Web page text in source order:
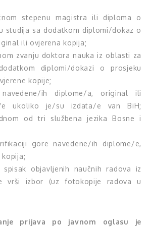
stepenu magistra ili diploma o
studija sa dodatkom diplomi/dokaz o
ili ovjerena kopija;
zvanju doktora nauka iz oblasti za
diplomi/dokazi o prosjeku
kopije;
ih diplome/a, original ili
e ukoliko je/su izdata/e van BiH;
od tri službena jezika Bosne i
gore navedene/ih diplome/e,
objavljenih naučnih radova iz
vrši izbor (uz fotokopije radova u
prijava po javnom oglasu je